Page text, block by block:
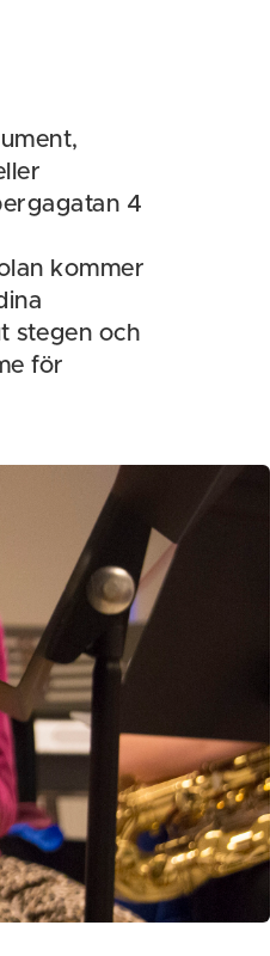
4
kommer
stegen och
för